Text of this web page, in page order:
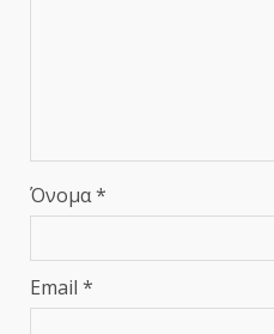
Όνομα*
Email *